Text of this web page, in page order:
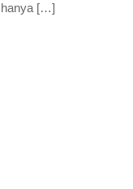
hanya […]